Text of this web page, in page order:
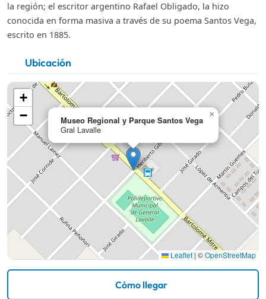
la región; el escritor argentino Rafael Obligado, la hizo
conocida en forma masiva a través de su poema Santos Vega,
escrito en 1885.
Ubicación
Museo Regional y Parque Santos Vega
Gral Lavalle
×
+
−
Leaflet | ©OpenStreetMap
Cómo llegar